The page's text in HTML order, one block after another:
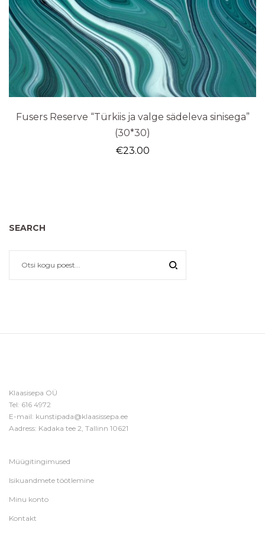
Fusers Reserve “Türkiis ja valge sädeleva sinisega”
(30*30)
€23.00
SEARCH
Klaasisepa OÜ
Tel: 616 4972
E-mail: kunstipada@klaasissepa.ee
Aadress: Kadaka tee 2, Tallinn 10621
Müügitingimused
Isikuandmete töötlemine
Minu konto
Kontakt